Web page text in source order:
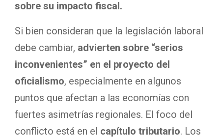
sobre su impacto fiscal.
Si bien consideran que la legislación laboral
debe cambiar, advierten sobre “serios
inconvenientes” en el proyecto del
oficialismo, especialmente en algunos
puntos que afectan a las economías con
fuertes asimetrías regionales. El foco del
conflicto está en el capítulo tributario. Los